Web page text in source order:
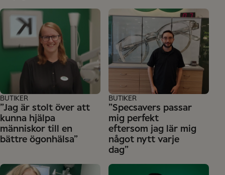
”Jag är stolt över att
kunna hjälpa
människor till en
bättre ögonhälsa”
BUTIKER
”Specsavers passar
mig perfekt
eftersom jag lär mig
något nytt varje
dag”
BUTIKER